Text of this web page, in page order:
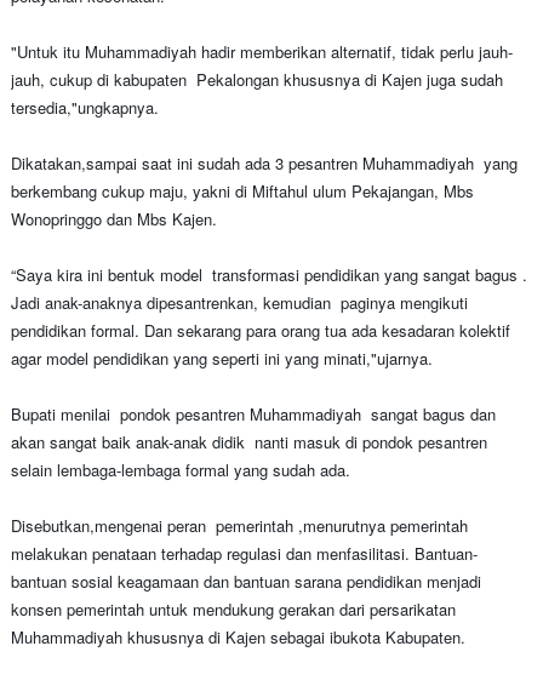
"Untuk itu Muhammadiyah hadir memberikan alternatif, tidak perlu jauh-
jauh, cukup di kabupaten Pekalongan khususnya di Kajen juga sudah
tersedia,"ungkapnya.
Dikatakan,sampai saat ini sudah ada 3 pesantren Muhammadiyah yang
berkembang cukup maju, yakni di Miftahul ulum Pekajangan, Mbs
Wonopringgo dan Mbs Kajen.
“Saya kira ini bentuk model transformasi pendidikan yang sangat bagus .
Jadi anak-anaknya dipesantrenkan, kemudian paginya mengikuti
pendidikan formal. Dan sekarang para orang tua ada kesadaran kolektif
agar model pendidikan yang seperti ini yang minati,"ujarnya.
Bupati menilai pondok pesantren Muhammadiyah sangat bagus dan
akan sangat baik anak-anak didik nanti masuk di pondok pesantren
selain lembaga-lembaga formal yang sudah ada.
Disebutkan,mengenai peran pemerintah ,menurutnya pemerintah
melakukan penataan terhadap regulasi dan menfasilitasi. Bantuan-
bantuan sosial keagamaan dan bantuan sarana pendidikan menjadi
konsen pemerintah untuk mendukung gerakan dari persarikatan
Muhammadiyah khususnya di Kajen sebagai ibukota Kabupaten.